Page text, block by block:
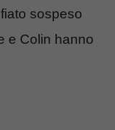
sospeso
e Colin hanno